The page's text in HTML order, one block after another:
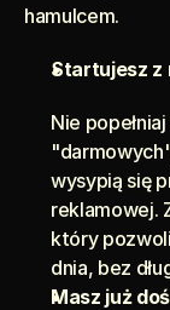
hamulcem.
Startujesz z
Nie
wysypią się
reklamowej.
który
dnia, bez
Masz już